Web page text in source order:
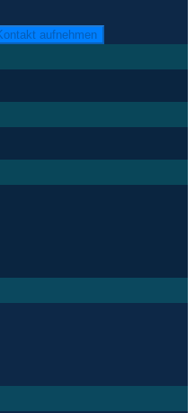
aufnehmen